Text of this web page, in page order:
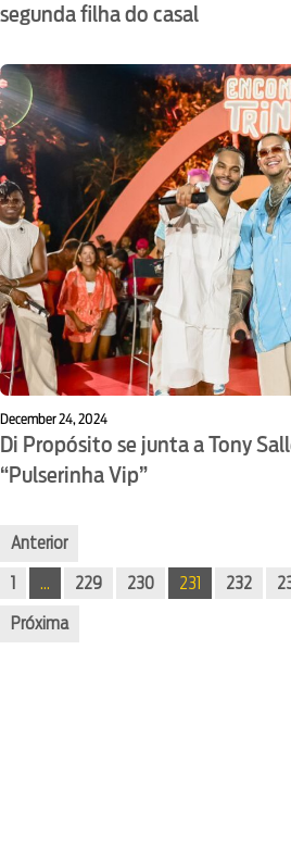
segunda filha do casal
December 24, 2024
Di Propósito se junta a Tony
“Pulserinha Vip”
Anterior
1
… 229 230 231 232
Próxima